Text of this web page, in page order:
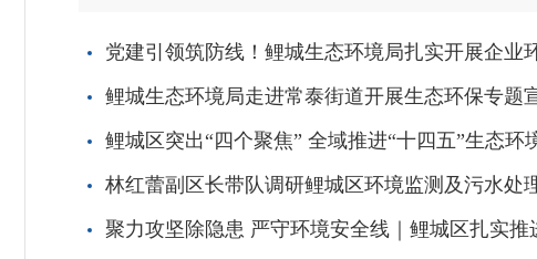
党建引领筑防线！鲤城生态环境局扎实开展企业
鲤城生态环境局走进常泰街道开展生态环保专题
鲤城区突出“四个聚焦” 全域推进“十四五”生态环
林红蕾副区长带队调研鲤城区环境监测及污水处
聚力攻坚除隐患 严守环境安全线｜鲤城区扎实